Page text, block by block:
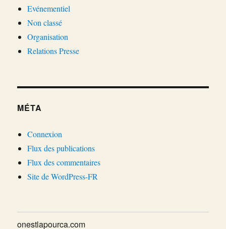
Evénementiel
Non classé
Organisation
Relations Presse
MÉTA
Connexion
Flux des publications
Flux des commentaires
Site de WordPress-FR
onestlapourca.com